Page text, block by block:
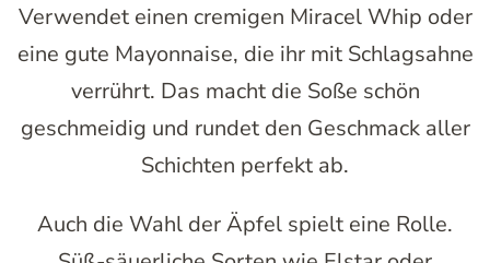
Verwendet einen cremigen Miracel Whip oder
eine gute Mayonnaise, die ihr mit Schlagsahne
verrührt. Das macht die Soße schön
geschmeidig und rundet den Geschmack aller
Schichten perfekt ab.
Auch die Wahl der Äpfel spielt eine Rolle.